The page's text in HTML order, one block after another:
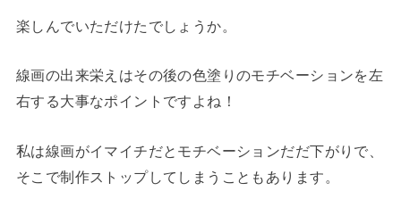
楽しんでいただけたでしょうか。
線画の出来栄えはその後の色塗りのモチベーションを左
右する大事なポイントですよね！
私は線画がイマイチだとモチベーションだだ下がりで、
そこで制作ストップしてしまうこともあります。